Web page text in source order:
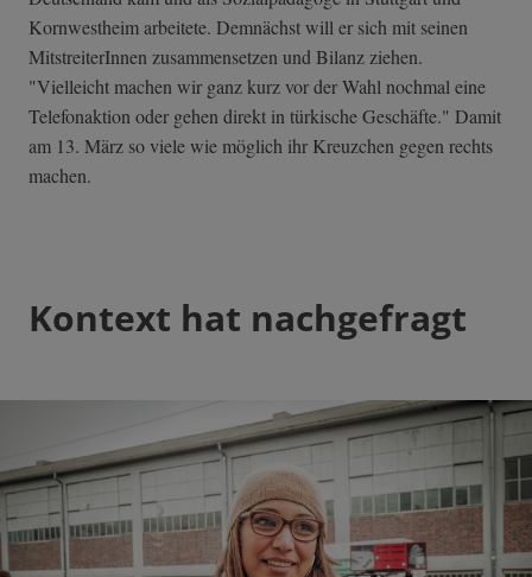
Kornwestheim arbeitete. Demnächst will er sich mit seinen
MitstreiterInnen zusammensetzen und Bilanz ziehen.
"Vielleicht machen wir ganz kurz vor der Wahl nochmal eine
Telefonaktion oder gehen direkt in türkische Geschäfte." Damit
am 13. März so viele wie möglich ihr Kreuzchen gegen rechts
machen.
Kontext hat nachgefragt